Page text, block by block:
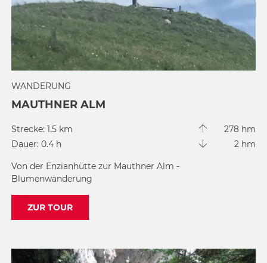
WANDERUNG
MAUTHNER ALM
Strecke: 1.5 km
278 hm
Dauer: 0.4 h
2 hm
Von der Enzianhütte zur Mauthner Alm -
Blumenwanderung
ZUR TOUR